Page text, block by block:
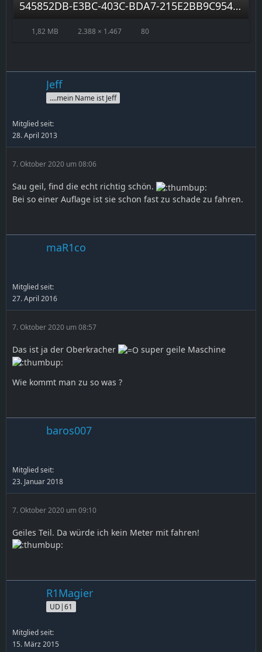
545852DB-E3BC-403C-BDA7-215E2BB9C954.jpeg
1,82 MB 2.388 × 1.467 80
Jeff
....mein Name ist Jeff
Mitglied seit:
28. April 2013
7. Oktober 2020 um 08:06
Sau geil, find die echt richtig schön.
Bei so einer Auflage ist sie schon fast zu schade zu fahren.
maR1co
Mitglied seit:
27. April 2016
7. Oktober 2020 um 08:57
Das ist ja der Oberkracher super geile Maschine
Wie kommt man zu so was ?
baros007
Mitglied seit:
23. Januar 2018
7. Oktober 2020 um 09:10
Geiles Teil. Da würde ich kein Meter mit fahren!
R1Magier
UD|61
Mitglied seit:
15. März 2015